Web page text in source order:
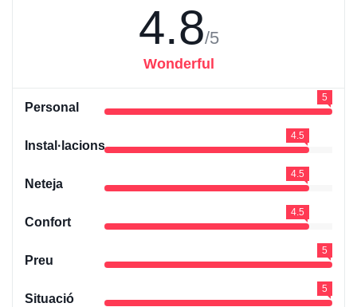
4.8/5
Wonderful
Personal
5
Instal·lacions
4.5
Neteja
4.5
Confort
4.5
Preu
5
Situació
5